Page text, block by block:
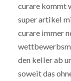
curare kommt
super artikel
curare immer
den keller ab
soweit das